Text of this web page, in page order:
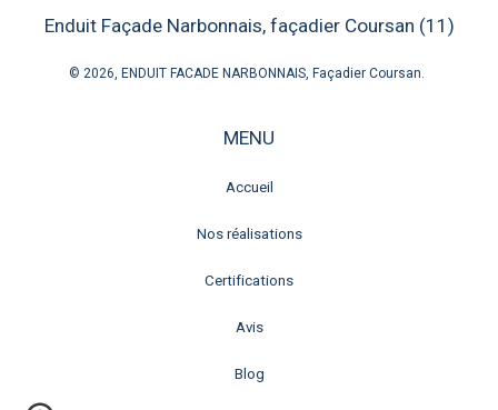
Enduit Façade Narbonnais, façadier Coursan (11 )
© 2026, ENDUIT FACADE NARBONNAIS, Façadier Coursan.
MENU
Accueil
Nos réalisations
Certifications
Avis
Blog